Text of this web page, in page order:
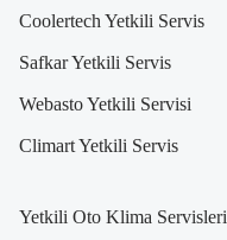
Coolertech Yetkili Servis
Safkar Yetkili Servis
Webasto Yetkili Servisi
Climart Yetkili Servis
Yetkili Oto Klima Servisleri